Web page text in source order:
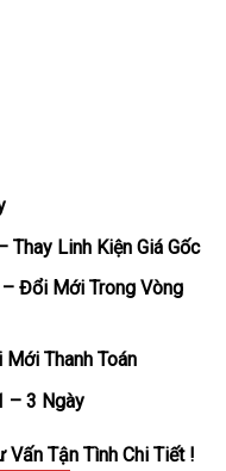
Linh Kiện Giá Gốc
Đổi Mới Trong Vòng
Thanh Toán
– 3 Ngày
Tận Tình Chi Tiết !